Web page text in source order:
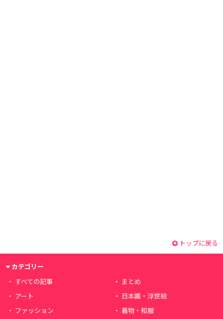
トップに戻る
カテゴリー
すべての記事
まとめ
アート
日本画・浮世絵
ファッション
着物・和服